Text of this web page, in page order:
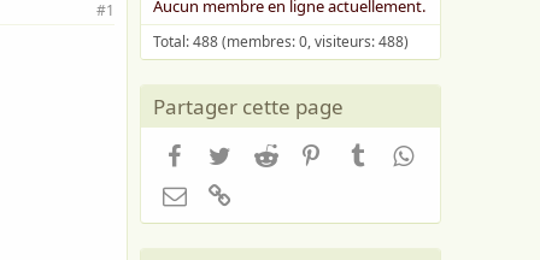
#1 Aucun membre en ligne actuellement.
Total: 488 (membres: 0, visiteurs: 488)
Partager cette page
Facebook
TwitterReddit PinterestTumblrWhatsApp
Email